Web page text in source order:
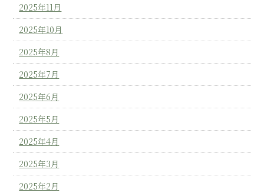
2025年11月
2025年10月
2025年8月
2025年7月
2025年6月
2025年5月
2025年4月
2025年3月
2025年2月